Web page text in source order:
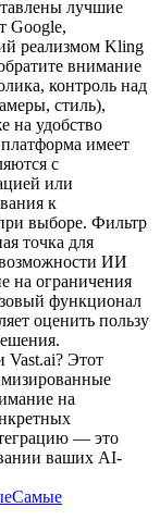
лучшие
Google,
реализмом Kling
внимание
контроль над
стиль),
на удобство
имеет
с
или
к
выборе. Фильтр
точка для
возможности ИИ
на ограничения
функционал
оценить пользу
Vast.ai? Этот
на
— это
ваших AI-
Самые